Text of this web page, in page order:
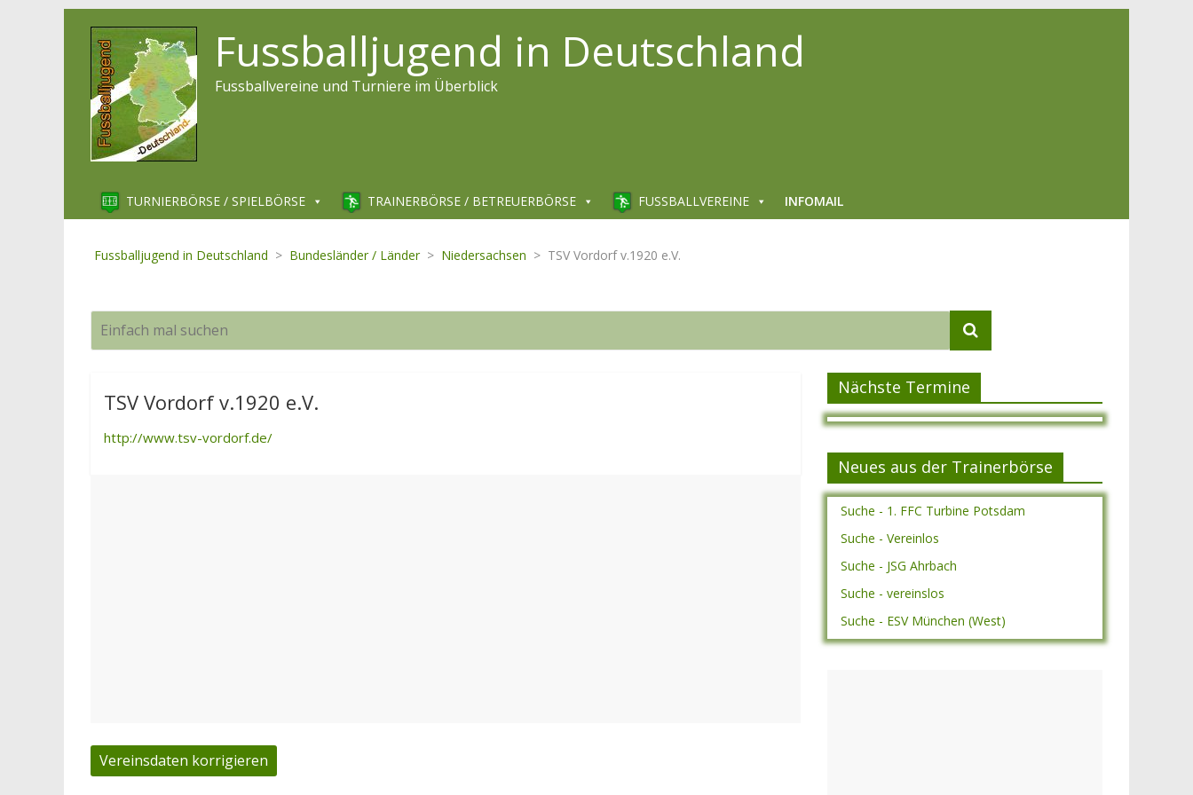
Fussballjugend in Deutschland
Fussballvereine und Turniere im Überblick
TURNIERBÖRSE / SPIELBÖRSE TRAINERBÖRSE / BETREUERBÖRSE FUSSBALLVEREINE INFOMAIL
Fussballjugend in Deutschland > Bundesländer / Länder > Niedersachsen > TSV Vordorf v.1920 e.V.
TSV Vordorf v.1920 e.V.
http://www.tsv-vordorf.de/
Vereinsdaten korrigieren
Nächste Termine
Neues aus der Trainerbörse
Suche - 1. FFC Turbine Potsdam
Suche - Vereinlos
Suche - JSG Ahrbach
Suche - vereinslos
Suche - ESV München (West)